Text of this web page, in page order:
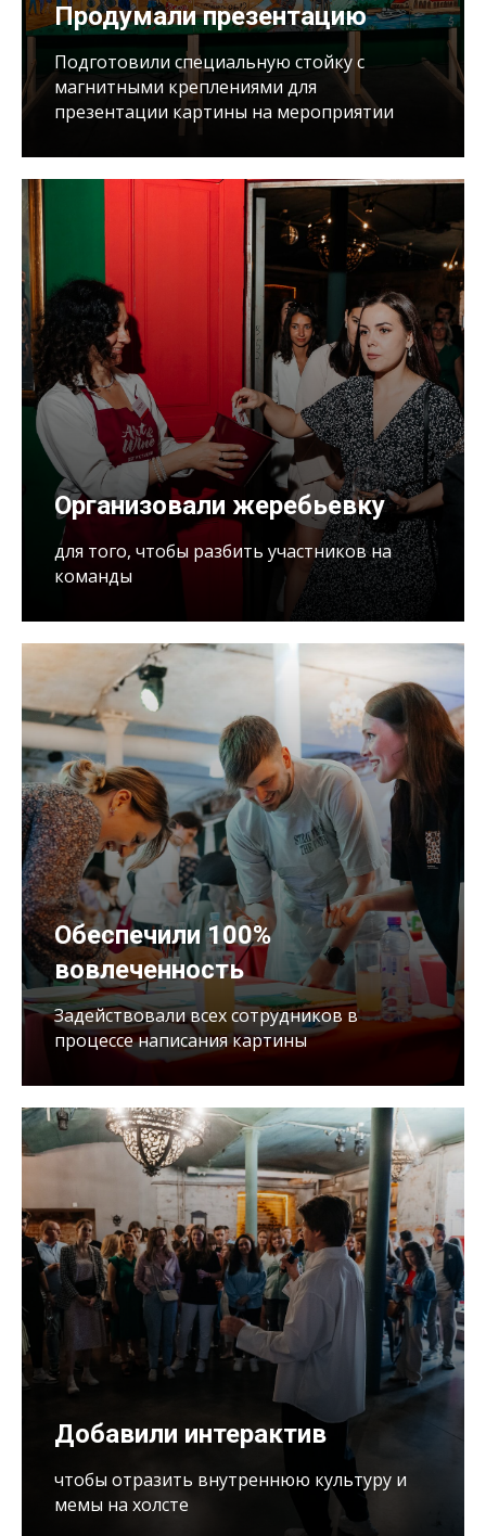
Продумали презентацию
Подготовили специальную стойку с
магнитными креплениями для
презентации картины на мероприятии
Организовали жеребьевку
для того, чтобы разбить участников на
команды
Обеспечили 100%
вовлеченность
Задействовали всех сотрудников в
процессе написания картины
Добавили интерактив
чтобы отразить внутреннюю культуру и
мемы на холсте